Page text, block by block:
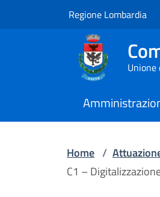
Vai al contenuto principale
C1 – Regione Lombardia
Unione
Home /
C1 –